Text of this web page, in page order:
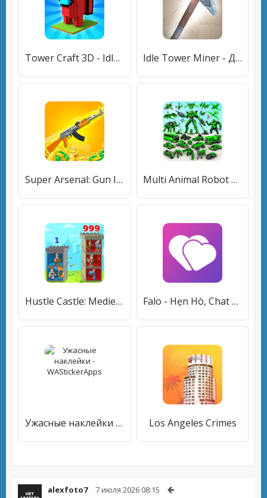
Tower Craft 3D - Idle Block Building Game Idle Tower Miner - Добывай и строй
Super Arsenal: Gun Idle Master Multi Animal Robot Car Games
Hustle Castle: Medieval games Falo - Hẹn Hò, Chat Người Lạ
Ужасные наклейки - WAStickerApps Los Angeles Crimes
alexfoto7 7 июля 2026 08:15